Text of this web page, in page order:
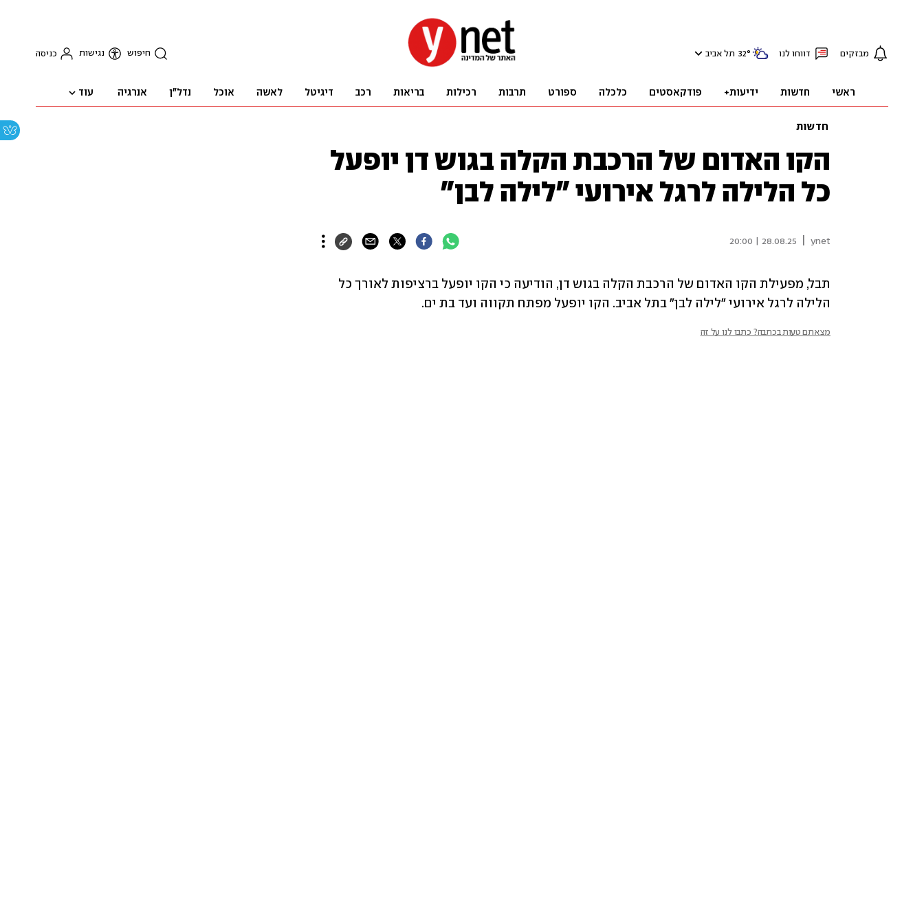
מבזקים דווחו לנו 32° תל אביב חיפוש נגישות כניסה
ראשי חדשות ידיעות+ פודקאסטים כלכלה ספורט תרבות רכילות בריאות רכב דיגיטל לאשה אוכל נדל"ן אנרגיה עוד
חדשות
הקו האדום של הרכבת הקלה בגוש דן יופעל
כל הלילה לרגל אירועי "לילה לבן"
ynet
28.08.25 | 20:00
הלילה לרגל אירועי "לילה לבן" בתל אביב. הקו יופעל מפתח תקווה ועד בת ים.
מצאתם טעות בכתבה? כתבו לנו על זה